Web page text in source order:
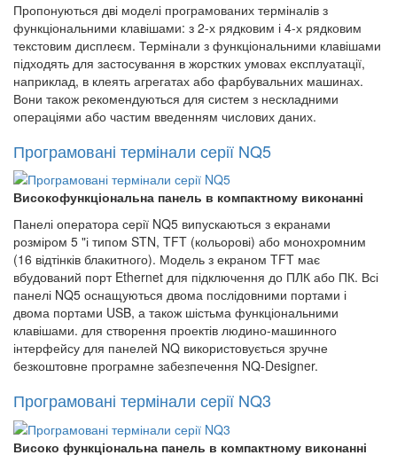
Пропонуються дві моделі програмованих терміналів з
функціональними клавішами: з 2-х рядковим і 4-х рядковим
текстовим дисплеєм. Термінали з функціональними клавішами
підходять для застосування в жорстких умовах експлуатації,
наприклад, в клеять агрегатах або фарбувальних машинах.
Вони також рекомендуються для систем з нескладними
операціями або частим введенням числових даних.
Програмовані термінали серії NQ5
Високофункціональна панель в компактному виконанні
Панелі оператора серії NQ5 випускаються з екранами
розміром 5 "і типом STN, TFT (кольорові) або монохромним
(16 відтінків блакитного). Модель з екраном TFT має
вбудований порт Ethernet для підключення до ПЛК або ПК. Всі
панелі NQ5 оснащуються двома послідовними портами і
двома портами USB, а також шістьма функціональними
клавішами. для створення проектів людино-машинного
інтерфейсу для панелей NQ використовується зручне
безкоштовне програмне забезпечення NQ-Designer.
Програмовані термінали серії NQ3
Високо функціональна панель в компактному виконанні